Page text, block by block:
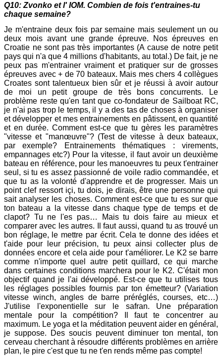
Q10: Zvonko et l' IOM. Combien de fois t'entraines-tu
chaque semaine?
Je m'entraine deux fois par semaine mais seulement un ou
deux mois avant une grande épreuve. Nos épreuves en
Croatie ne sont pas très importantes (A cause de notre petit
pays qui n'a que 4 millions d'habitants, au total.) De fait, je ne
peux pas m'entrainer vraiment et pratiquer sur de grosses
épreuves avec + de 70 bateaux. Mais mes chers 4 collègues
Croates sont talentueux bien sûr et je réussi à avoir autour
de moi un petit groupe de très bons concurrents. Le
problème reste qu'en tant que co-fondateur de Sailboat RC,
je n'ai pas trop le temps, il y a des tas de choses à organiser
et développer et mes entrainements en pâtissent, en quantité
et en durée. Comment est-ce que tu gères les paramètres
"vitesse et "manœuvre"? (Test de vitesse à deux bateaux,
par exemple? Entrainements thématiques : virements,
empannages etc?) Pour la vitesse, il faut avoir un deuxième
bateau en référence, pour les manoeuvres tu peux t'entrainer
seul, si tu es assez passionné de voile radio commandée, et
que tu as la volonté d'apprendre et de progresser. Mais un
point clef ressort içi, tu dois, je dirais, être une personne qui
sait analyser les choses. Comment est-ce que tu es sur que
ton bateau a la vitesse dans chaque type de temps et de
clapot? Tu ne l'es pas… Mais tu dois faire au mieux et
comparer avec les autres. Il faut aussi, quand tu as trouvé un
bon réglage, le mettre par écrit. Cela te donne des idées et
t'aide pour leur précision, tu peux ainsi collecter plus de
données encore et cela aide pour t'améliorer. Le K2 se barre
comme n'importe quel autre petit quillard, ce qui marche
dans certaines conditions marchera pour le K2. C'était mon
objectif quand je l'ai développé. Est-ce que tu utilises tous
les réglages possibles fournis par ton émetteur? (Variation
vitesse winch, angles de barre préréglés, courses, etc…)
J'utilise l'exponentielle sur le safran. Une préparation
mentale pour la compétition? Il faut te concentrer au
maximum. Le yoga et la méditation peuvent aider en général,
je suppose. Des soucis peuvent diminuer ton mental, ton
cerveau cherchant à résoudre différents problèmes en arrière
plan, le pire c'est que tu ne t'en rends même pas compte!